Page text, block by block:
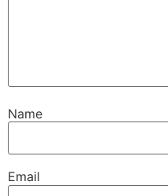
Name
Email